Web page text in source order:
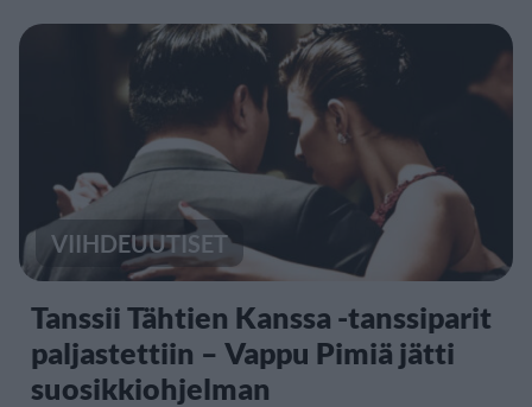
VIIHDEUUTISET
Tanssii Tähtien Kanssa -tanssiparit
paljastettiin – Vappu Pimiä jätti
suosikkiohjelman